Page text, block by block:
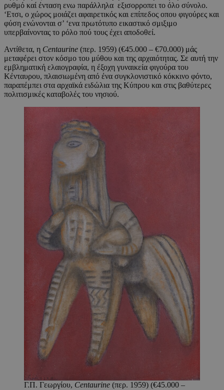
ρυθμό καί ένταση ενω παράλληλα εξισορροπει το όλο σύνολο.
‘Ετσι, ο χώρος μοιάζει αφαιρετικός και επίπεδος οπου φιγούρες και
φύση ενώνονται σ’ ‘ενα πρωτότυπο εικαστικό σμιξιμο
υπερβαίνοντας το ρόλο πού τους έχει αποδοθεί.
Αντίθετα, η Centaurine (περ. 1959) (€45.000 – €70.000) μάς
μεταφέρει στον κόσμο του μύθου και της αρχαιότητας. Σε αυτή την
εμβληματική ελαιογραφία, η έξοχη γυναικεία φιγούρα του
Κένταυρου, πλαισιωμένη από ένα συγκλονιστικό κόκκινο φόντο,
παραπέμπει στα αρχαϊκά ειδώλια της Κύπρου και στις βαθύτερες
πολιτισμικές καταβολές του νησιού.
Γ.Π. Γεωργίου, Centaurine (περ. 1959) (€45.000 –